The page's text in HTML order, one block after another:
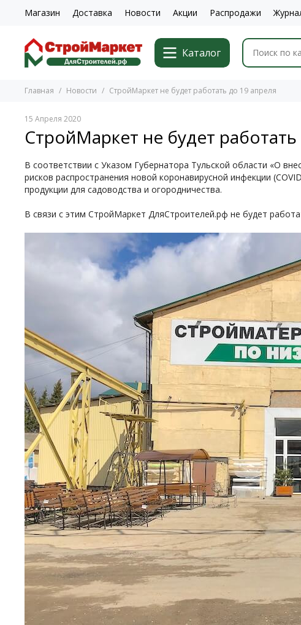
Магазин Доставка Новости Акции Распродажи
Каталог
Главная Новости СтройМаркет не будет работать до 19 апреля
15 Апреля 2020
СтройМаркет не будет
В соответствии c Указом Губернатора Тульской области «О
рисков распространения новой коронавирусной инфекции
продукции для садоводства и огородничества.
В связи с этим СтройМаркет ДляСтроителей.рф не будет